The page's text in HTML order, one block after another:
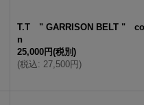
T.T " GARRISON BELT "
n
25,000円(税別)
(税込: 27,500円)